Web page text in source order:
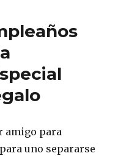
amigo para
uno separarse